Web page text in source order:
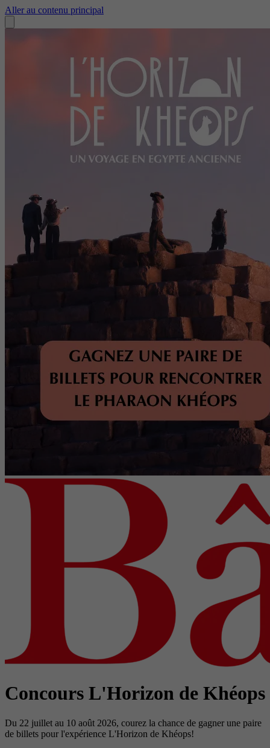
Aller au contenu principal
Concours L'Horizon de Khéops
Du 22 juillet au 10 août 2026, courez la chance de gagner une paire
de billets pour l'expérience L'Horizon de Khéops!